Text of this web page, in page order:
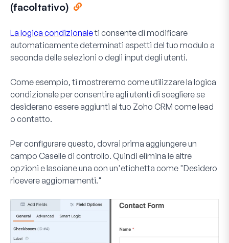
(facoltativo)
La logica condizionaleti consente di modificare
automaticamente determinati aspetti del tuo modulo a
seconda delle selezioni o degli input degli utenti.
Come esempio, ti mostreremo come utilizzare la logica
condizionale per consentire agli utenti di scegliere se
desiderano essere aggiunti al tuo Zoho CRM come lead
o contatto.
Per configurare questo, dovrai prima aggiungere un
campo Caselle di controllo. Quindi elimina le altre
opzioni e lasciane una con un'etichetta come "Desidero
ricevere aggiornamenti."